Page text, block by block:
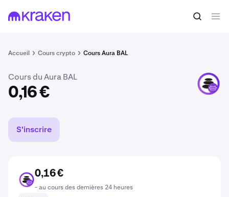
Accueil Cours crypto Cours Aura BAL
0,16 € Acheter du AURABAL
Cours du Aura BAL
0,16 €
AURABAL
S'inscrire
AURABAL
0,16 €
- au cours des dernières 24 heures